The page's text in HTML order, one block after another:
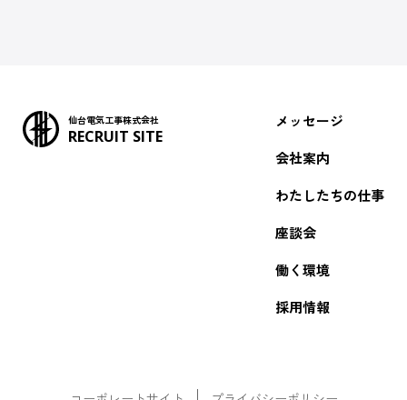
仙台電気工事株式会社
RECRUIT SITE
メッセージ
会社案内
わたしたちの仕事
座談会
働く環境
採用情報